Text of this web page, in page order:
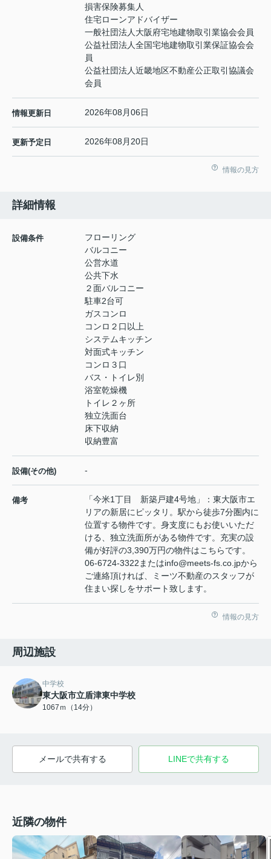
損害保険募集人
住宅ローンアドバイザー
一般社団法人大阪府宅地建物取引業協会会員
公益社団法人全国宅地建物取引業保証協会会
員
公益社団法人近畿地区不動産公正取引協議会
会員
情報更新日 2026年08月06日
更新予定日 2026年08月20日
情報の見方
詳細情報
設備条件
フローリング
バルコニー
公営水道
公共下水
２面バルコニー
駐車2台可
ガスコンロ
コンロ２口以上
システムキッチン
対面式キッチン
コンロ３口
バス・トイレ別
浴室乾燥機
トイレ２ヶ所
独立洗面台
床下収納
収納豊富
設備(その他) -
備考
「今米1丁目 新築戸建4号地」：東大阪市エ
リアの新居にピッタリ。駅から徒歩7分圏内に
位置する物件です。身支度にもお使いいただ
ける、独立洗面所がある物件です。充実の設
備が好評の3,390万円の物件はこちらです。
06-6724-3322またはinfo@meets-fs.co.jpから
ご連絡頂ければ、ミーツ不動産のスタッフが
住まい探しをサポート致します。
情報の見方
周辺施設
中学校
東大阪市立盾津東中学校
1067ｍ（14分）
メールで共有する LINEで共有する
近隣の物件